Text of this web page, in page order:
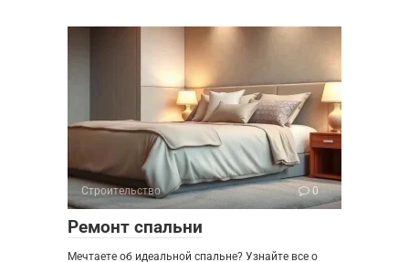
Строительство 0
Ремонт спальни
Мечтаете об идеальной спальне? Узнайте все о